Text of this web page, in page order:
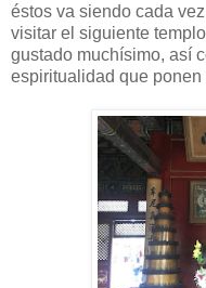
éstos va siendo cada
visitar el siguiente
gustado muchísimo, así
espiritualidad que